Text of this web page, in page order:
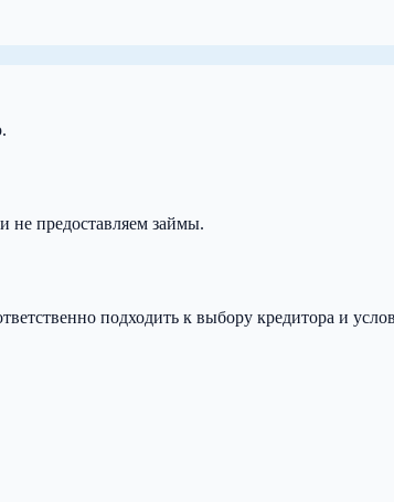
предоставляем займы.
подходить к выбору кредитора и